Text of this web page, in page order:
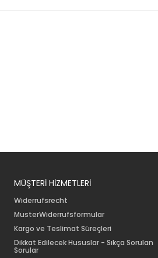
MÜŞTERİ HİZMETLERİ
Widerrufsrecht
MusterWiderrufsformular
Kargo ve Teslimat Süreçleri
Dikkat Edilecek Hususlar - Sıkça Sorulan
Sorular